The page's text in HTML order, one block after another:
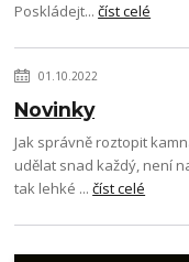
Poskládejt...číst celé
01.10.2022
Novinky
Jak správně roztopit
udělat snad každý, není
tak lehké ...číst celé